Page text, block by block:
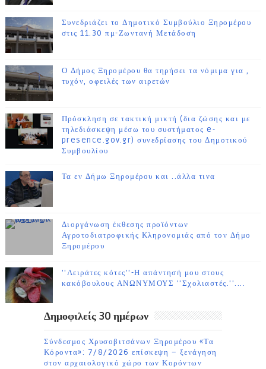
Συνεδριάζει το Δημοτικό Συμβούλιο Ξηρομέρου
στις 11.30 πμ-Ζωντανή Μετάδοση
Ο Δήμος Ξηρομέρου θα τηρήσει τα νόμιμα για ,
τυχόν, οφειλές των αιρετών
Πρόσκληση σε τακτική μικτή (δια ζώσης και με
τηλεδιάσκεψη μέσω του συστήματος e-
presence.gov.gr) συνεδρίασης του Δημοτικού
Συμβουλίου
Τα εν Δήμω Ξηρομέρου και ..άλλα τινα
Διοργάνωση έκθεσης προϊόντων
Αγροτοδιατροφικής Κληρονομιάς από τον Δήμο
Ξηρομέρου
''Λειράτες κότες''-Η απάντησή μου στους
κακόβουλους ΑΝΩΝΥΜΟΥΣ ''Σχολιαστές.''....
Δημοφιλείς 30 ημέρων
Σύνδεσμος Χρυσοβιτσάνων Ξηρομέρου «Τα
Κόροντα»: 7/8/2026 επίσκεψη – ξενάγηση
στον αρχαιολογικό χώρο των Κορόντων